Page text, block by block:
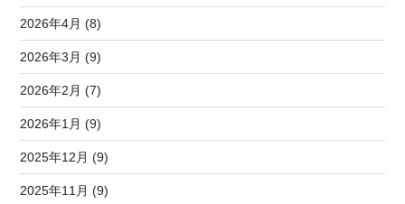
2026年4月 (8)
2026年3月 (9)
2026年2月 (7)
2026年1月 (9)
2025年12月 (9)
2025年11月 (9)